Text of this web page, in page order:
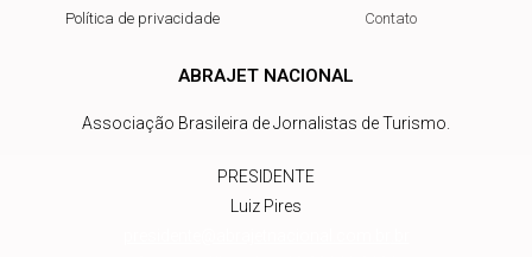
Política de privacidade
Contato
ABRAJET NACIONAL
Associação Brasileira de Jornalistas de Turismo.
PRESIDENTE
Luiz Pires